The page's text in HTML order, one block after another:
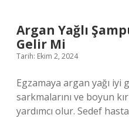
Argan Yağlı
Gelir Mi
Tarih: Ekim 2, 2024
Egzamaya argan yağı iyi
sarkmalarını ve boyun
yardımcı olur. Sedef